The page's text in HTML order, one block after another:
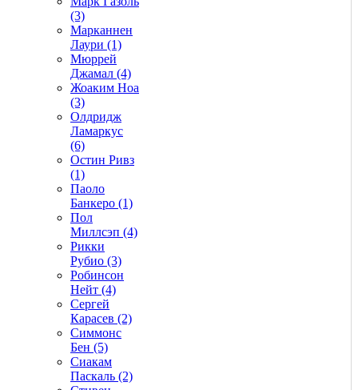
(3)
Марканнен
Лаури (1)
Мюррей
Джамал (4)
Жоаким Ноа
(3)
Олдридж
Ламаркус
(6)
Остин Ривз
(1)
Паоло
Банкеро (1)
Пол
Миллсэп (4)
Рикки
Рубио (3)
Робинсон
Нейт (4)
Сергей
Карасев (2)
Симмонс
Бен (5)
Сиакам
Паскаль (2)